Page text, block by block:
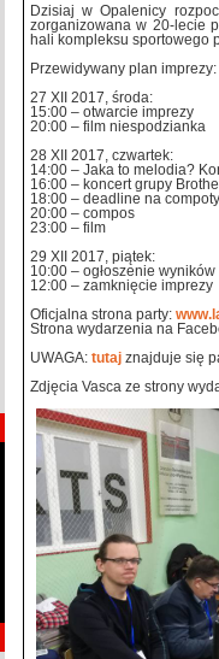
Dzisiaj w Opalenicy
zorganizowana w 20-lecie
hali kompleksu sportowego
Przewidywany plan imprezy:
27 XII 2017, środa:
15:00 – otwarcie imprezy
20:00 – film niespodzianka
28 XII 2017, czwartek:
14:00 – Jaka to melodia?
16:00 – koncert grupy
18:00 – deadline na compoty
20:00 – compos
23:00 – film
29 XII 2017, piątek:
10:00 – ogłoszenie wyników
12:00 – zamknięcie imprezy
Oficjalna strona party:
Strona wydarzenia na
UWAGA: tutaj znajduje się
Zdjęcia Vasca ze strony